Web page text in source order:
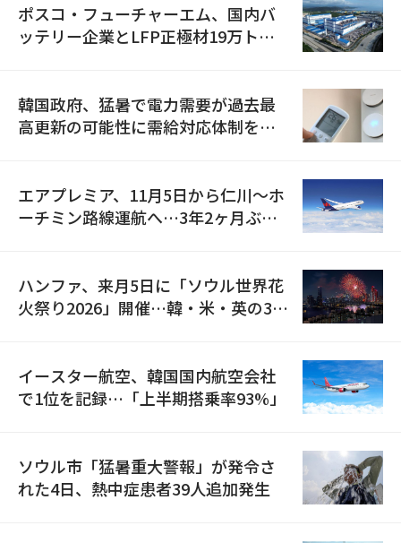
ポスコ・フューチャーエム、国内バ
ッテリー企業とLFP正極材19万トン
韓国政府、猛暑で電力需要が過去最
高更新の可能性に需給対応体制を点
エアプレミア、11月5日から仁川〜ホ
ーチミン路線運航へ…3年2ヶ月ぶり
ハンファ、来月5日に「ソウル世界花
火祭り2026」開催…韓・米・英の3カ
イースター航空、韓国国内航空会社
で1位を記録…「上半期搭乗率93%」
ソウル市「猛暑重大警報」が発令さ
れた4日、熱中症患者39人追加発生